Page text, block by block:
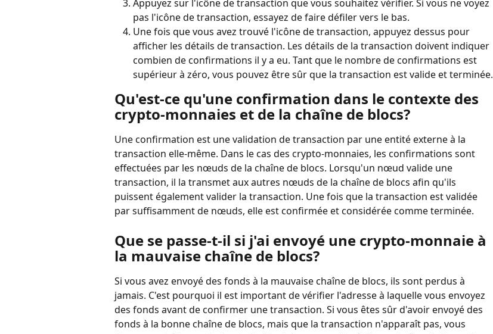
Appuyez sur l'icône de transaction que vous souhaitez vérifier. Si vous ne voyez
pas l'icône de transaction, essayez de faire défiler vers le bas.
Une fois que vous avez trouvé l'icône de transaction, appuyez dessus pour
afficher les détails de transaction. Les détails de la transaction doivent indiquer
combien de confirmations il y a eu. Tant que le nombre de confirmations est
supérieur à zéro, vous pouvez être sûr que la transaction est valide et terminée.
Qu'est-ce qu'une confirmation dans le contexte des
crypto-monnaies et de la chaîne de blocs?
Une confirmation est une validation de transaction par une entité externe à la
transaction elle-même. Dans le cas des crypto-monnaies, les confirmations sont
effectuées par les nœuds de la chaîne de blocs. Lorsqu'un nœud valide une
transaction, il la transmet aux autres nœuds de la chaîne de blocs afin qu'ils
puissent également valider la transaction. Une fois que la transaction est validée
par suffisamment de nœuds, elle est confirmée et considérée comme terminée.
Que se passe-t-il si j'ai envoyé une crypto-monnaie à
la mauvaise chaîne de blocs?
Si vous avez envoyé des fonds à la mauvaise chaîne de blocs, ils sont perdus à
jamais. C'est pourquoi il est important de vérifier l'adresse à laquelle vous envoyez
des fonds avant de confirmer une transaction. Si vous êtes sûr d'avoir envoyé des
fonds à la bonne chaîne de blocs, mais que la transaction n'apparaît pas, vous